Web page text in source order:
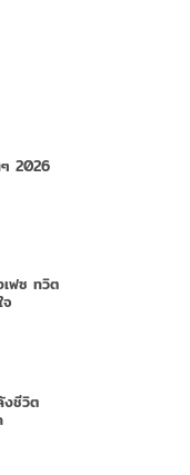
2026
ฟซ ทวิต
ชีวิต